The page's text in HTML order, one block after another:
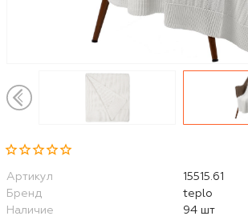
Артикул
15515.61
Бренд
teplo
Наличие
94 шт